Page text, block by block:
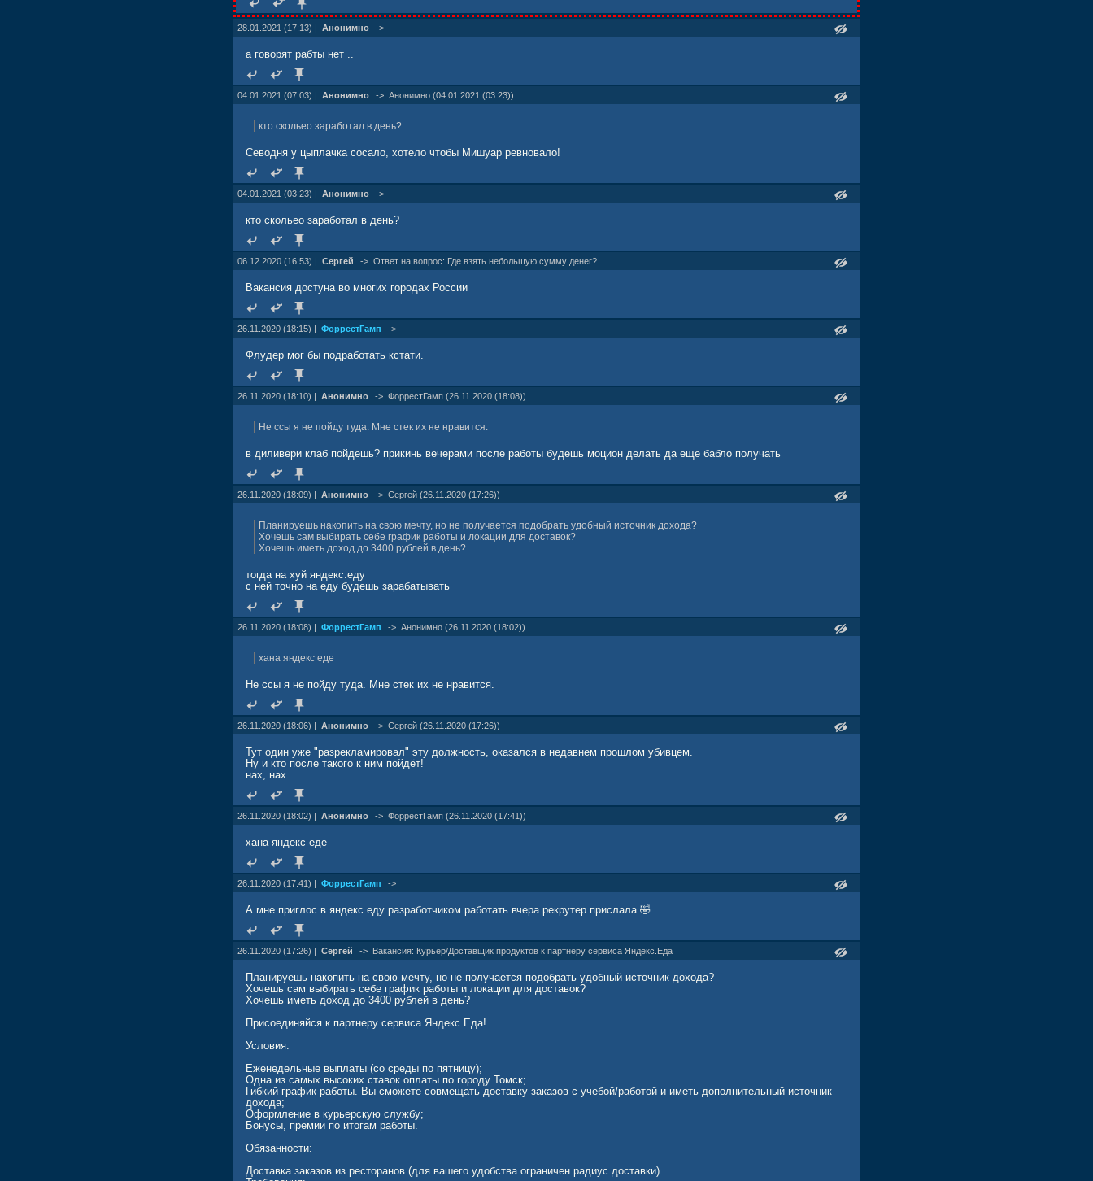
28.01.2021 (17:13) | Анонимно ->
а говорят рабты нет ..
04.01.2021 (07:03) | Анонимно -> Анонимно (04.01.2021 (03:23))
кто скольео заработал в день?
Севодня у цыплачка сосало, хотело чтобы Мишуар ревновало!
04.01.2021 (03:23) | Анонимно ->
кто скольео заработал в день?
06.12.2020 (16:53) | Сергей -> Ответ на вопрос: Где взять небольшую сумму денег?
Вакансия достуна во многих городах России
26.11.2020 (18:15) | ФоррестГамп ->
Флудер мог бы подработать кстати.
26.11.2020 (18:10) | Анонимно -> ФоррестГамп (26.11.2020 (18:08))
Не ссы я не пойду туда. Мне стек их не нравится.
в диливери клаб пойдешь? прикинь вечерами после работы будешь моцион делать да еще бабло получать
26.11.2020 (18:09) | Анонимно -> Сергей (26.11.2020 (17:26))
Планируешь накопить на свою мечту, но не получается подобрать удобный источник дохода?
Хочешь сам выбирать себе график работы и локации для доставок?
Хочешь иметь доход до 3400 рублей в день?
тогда на хуй яндекс.еду
с ней точно на еду будешь зарабатывать
26.11.2020 (18:08) | ФоррестГамп -> Анонимно (26.11.2020 (18:02))
хана яндекс еде
Не ссы я не пойду туда. Мне стек их не нравится.
26.11.2020 (18:06) | Анонимно -> Сергей (26.11.2020 (17:26))
Тут один уже "разрекламировал" эту должность, оказался в недавнем прошлом убивцем.
Ну и кто после такого к ним пойдёт!
нах, нах.
26.11.2020 (18:02) | Анонимно -> ФоррестГамп (26.11.2020 (17:41))
хана яндекс еде
26.11.2020 (17:41) | ФоррестГамп ->
А мне приглос в яндекс еду разработчиком работать вчера рекрутер прислала 🤣
26.11.2020 (17:26) | Сергей -> Вакансия: Курьер/Доставщик продуктов к партнеру сервиса Яндекс.Еда
Планируешь накопить на свою мечту, но не получается подобрать удобный источник дохода?
Хочешь сам выбирать себе график работы и локации для доставок?
Хочешь иметь доход до 3400 рублей в день?
Присоединяйся к партнеру сервиса Яндекс.Еда!
Условия:
Еженедельные выплаты (со среды по пятницу);
Одна из самых высоких ставок оплаты по городу Томск;
Гибкий график работы. Вы сможете совмещать доставку заказов с учебой/работой и иметь дополнительный источник
дохода;
Оформление в курьерскую службу;
Бонусы, премии по итогам работы.
Обязанности:
Доставка заказов из ресторанов (для вашего удобства ограничен радиус доставки)